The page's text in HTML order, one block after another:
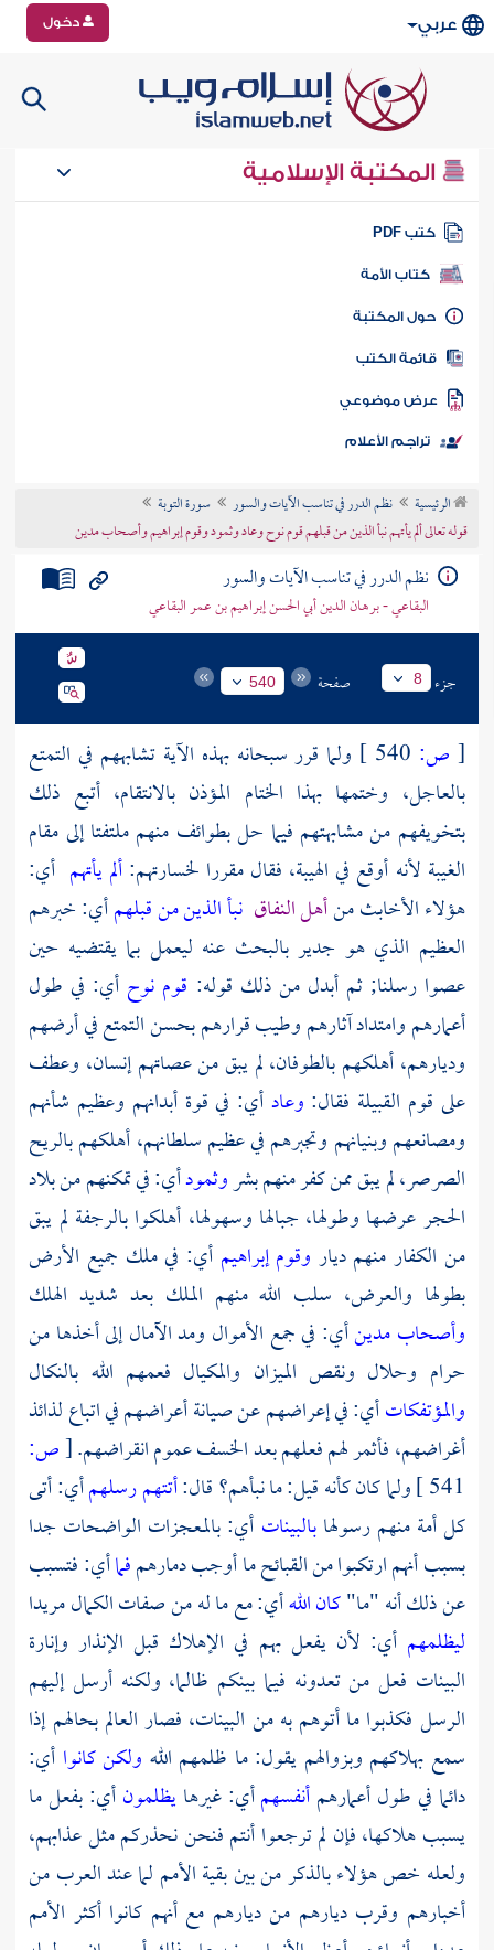
عربي دخول
المكتبة الإسلامية
كتب PDF
كتاب الأمة
المكتبة
الكتب
موضوعي
تراجم الأعلام
الرئيسية نظم الدرر في تناسب الآيات والسور
سورة التوبة
قوله تعالى ألم يأتهم نبأ الذين من قبلهم قوم نوح وعاد وثمود وقوم إبراهيم وأصحاب مدين
نظم الدرر في تناسب الآيات والسور
البقاعي - برهان الدين أبي الحسن إبراهيم بن عمر البقاعي
جزء 8 صفحة 540
[ ص:
ولما قرر سبحانه بهذه الآية تشابههم في التمتع
بالعاجل، وختمها بهذا الختام المؤذن بالانتقام، أتبع ذلك
بتخويفهم من مشابهتهم فيما حل بطوائف منهم ملتفتا إلى مقام
الغيبة لأنه أوقع في الهيبة، فقال مقررا لخسارتهم:ألم يأتهم أي:
هؤلاء الأخابث منأهل النفاق نبأ الذين من قبلهمأي: خبرهم
العظيم الذي هو جدير بالبحث عنه ليعمل بما يقتضيه حين
عصوا رسلنا; ثم أبدل من ذلك قوله: قوم نوح أي: في طول
أعمارهم وامتداد آثارهم وطيب قرارهم بحسن التمتع في أرضهم
وديارهم، أهلكهم بالطوفان، لم يبق من عصاتهم إنسان، وعطف
على قوم القبيلة فقال: وعادأي: في قوة أبدانهم وعظيم شأنهم
ومصانعهم وبنيانهم وتجبرهم في عظيم سلطانهم، أهلكهم بالريح
الصرصر، لم يبق ممن كفر منهم بشروثمودأي: في تمكنهم من بلاد
الحجر عرضها وطولها، جبالها وسهولها، أهلكوا بالرجفة لم يبق
من الكفار منهم ديار وقوم إبراهيمأي: في ملك جميع الأرض
بطولها والعرض، سلب الله منهم الملك بعد شديد الهلك
وأصحاب مدينأي: في جمع الأموال ومد الآمال إلى أخذها من
حرام وحلال ونقص الميزان والمكيال فعمهم الله بالنكال
والمؤتفكاتأي: في إعراضهم عن صيانة أعراضهم في اتباع لذائذ
أغراضهم، فأثمر لهم فعلهم بعد الخسف عموم انقراضهم.[ص:
541 ] ولما كان كأنه قيل: ما نبأهم؟ قال:أتتهم رسلهمأي: أتى
كل أمة منهم رسولهابالبينات أي: بالمعجزات الواضحات جدا
بسبب أنهم ارتكبوا من القبائح ما أوجب دمارهمفماأي: فتسبب
عن ذلك أنه "ما"كان اللهأي: مع ما له من صفات الكمال مريدا
ليظلمهمأي: لأن يفعل بهم في الإهلاك قبل الإنذار وإنارة
البينات فعل من تعدونه فيما بينكم ظالما، ولكنه أرسل إليهم
الرسل فكذبوا ما أتوهم به من البينات، فصار العالم بحالهم إذا
سمع بهلاكهم وبزوالهم يقول: ما ظلمهم الله ولكن كانوا أي:
دائما في طول أعمارهمأنفسهمأي: غيرهايظلمونأي: بفعل ما
يسبب هلاكها، فإن لم ترجعوا أنتم فنحن نحذركم مثل عذابهم،
ولعله خص هؤلاء بالذكر من بين بقية الأمم لما عند العرب من
أخبارهم وقرب ديارهم من ديارهم مع أنهم كانوا أكثر الأمم